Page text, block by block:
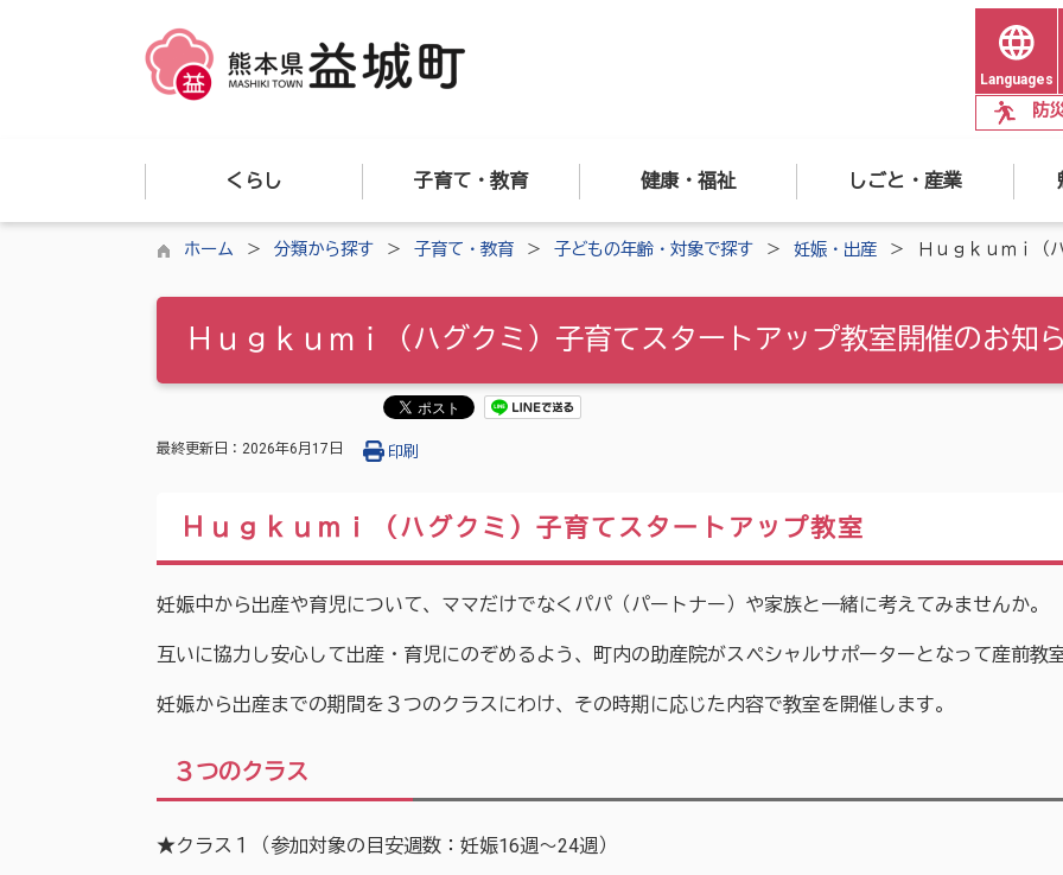
Languages
防
くらし 子育て・教育 健康・福祉 しごと・産業
ホーム 分類から探す 子育て・教育 子どもの年齢・対象で探す 妊娠・出産 Ｈｕｇｋｕｍｉ（
Ｈｕｇｋｕｍｉ（ハグクミ）子育てスタートアップ教室開催のお知
最終更新日： 2026年6月17日 印刷
Ｈｕｇｋｕｍｉ（ハグクミ）子育てスタートアップ教室
妊娠中から出産や育児について、ママだけでなくパパ（パートナー）や家族と一緒に考えてみませんか。
互いに協力し安心して出産・育児にのぞめるよう、町内の助産院がスペシャルサポーターとなって産前教
妊娠から出産までの期間を３つのクラスにわけ、その時期に応じた内容で教室を開催します。
３つのクラス
★クラス１（参加対象の目安週数：妊娠16週～24週）